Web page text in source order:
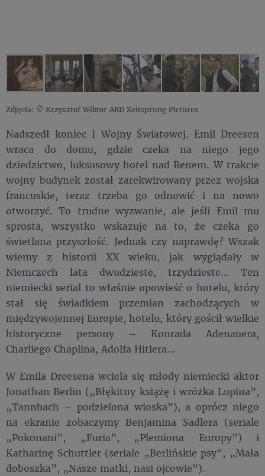
Zdjęcia: © Krzysztof Wiktor ARD Zeitsprung Pictures
Nadszedł koniec I Wojny Światowej. Emil Dreesen
wraca do domu, gdzie czeka na niego jego
dziedzictwo, luksusowy hotel nad Renem. W trakcie
wojny budynek został zarekwirowany przez wojska
francuskie, teraz trzeba go odnowić i na nowo
otworzyć. To trudne wyzwanie, ale jeśli Emil mu
sprosta, wszystko wskazuje na to, że czeka go
świetlana przyszłość. Jednak czy naprawdę? Wszak
wiemy z historii XX wieku, jak wyglądały w
Niemczech lata dwudzieste, trzydzieste… Ten
niemiecki serial to właśnie opowieść o hotelu, który
stał się świadkiem przemian zachodzących w
międzywojennej Europie, hotelu, który gościł wielkie
historyczne persony – Konrada Adenauera,
Charliego Chaplina, Adolfa Hitlera…
W Emila Dreesena wciela się młody niemiecki aktor
Jonathan Berlin („Błękitny książę i wróżka Lupina”,
„Tannbach – podzielona wioska”), a oprócz niego
na ekranie zobaczymy Benjamina Sadlera (seriale
„Pokonani”, „Furia”, „Plemiona Europy”) i
Katharinę Schuttler (seriale „Berlińskie psy”, „Mała
doboszka”, „Nasze matki, nasi ojcowie”).